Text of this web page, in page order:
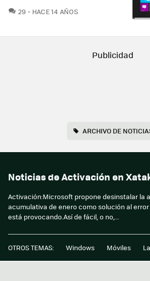
29 COMENTARIOS
HACE 14 AÑOS
ARCHIVO DE
Noticias de Activación en
Activación:Microsoft propone desinstalar la
acumulativa de enero como solución al
está provocando.Así de fácil, o no,...
OTROS TEMAS: Windows Móviles